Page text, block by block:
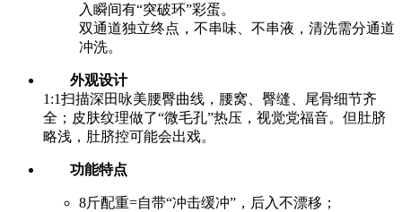
入瞬间有“突破环”彩蛋。
双通道独立终点，不串味、不串液，清洗需分通道
冲洗。
外观设计
1:1扫描深田咏美腰臀曲线，腰窝、臀缝、尾骨细节齐
全；皮肤纹理做了“微毛孔”热压，视觉党福音。但肚脐
略浅，肚脐控可能会出戏。
功能特点
8斤配重=自带“冲击缓冲”，后入不漂移；